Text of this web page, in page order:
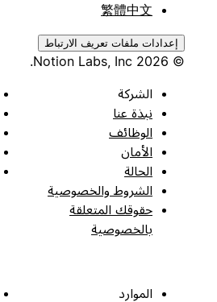
繁體中文
إعدادات ملفات تعريف الارتباط
© 2026 Notion Labs, Inc.
الشركة
نبذة عنا
الوظائف
الأمان
الحالة
الشروط والخصوصية
حقوقك المتعلقة
بالخصوصية
الموارد